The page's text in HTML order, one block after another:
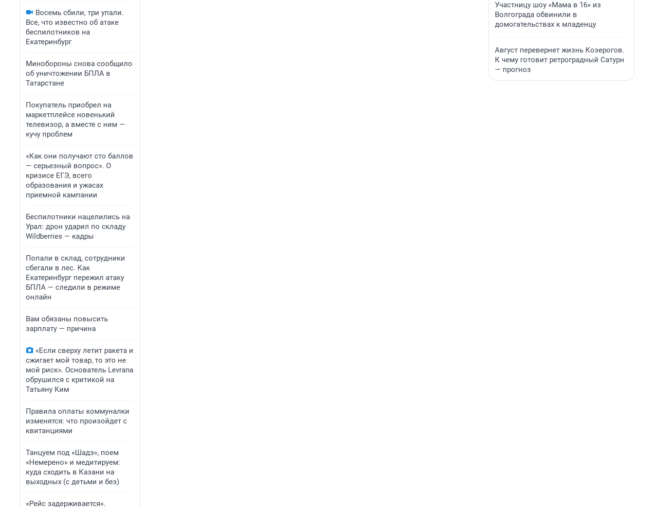
Восемь сбили, три упали.
Все, что известно об атаке
беспилотников на
Екатеринбург
Минобороны снова сообщило
об уничтожении БПЛА в
Татарстане
Покупатель приобрел на
маркетплейсе новенький
телевизор, а вместе с ним —
кучу проблем
«Как они получают сто баллов
— серьезный вопрос». О
кризисе ЕГЭ, всего
образования и ужасах
приемной кампании
Беспилотники нацелились на
Урал: дрон ударил по складу
Wildberries — кадры
Попали в склад, сотрудники
сбегали в лес. Как
Екатеринбург пережил атаку
БПЛА — следили в режиме
онлайн
Вам обязаны повысить
зарплату — причина
«Если сверху летит ракета и
сжигает мой товар, то это не
мой риск». Основатель Levrana
обрушился с критикой на
Татьяну Ким
Правила оплаты коммуналки
изменятся: что произойдет с
квитанциями
Танцуем под «Шадэ», поем
«Немерено» и медитируем:
куда сходить в Казани на
выходных (с детьми и без)
«Рейс задерживается».
Участницу шоу «Мама в 16» из
Волгограда обвинили в
домогательствах к младенцу
Август перевернет жизнь Козерогов.
К чему готовит ретроградный Сатурн
— прогноз